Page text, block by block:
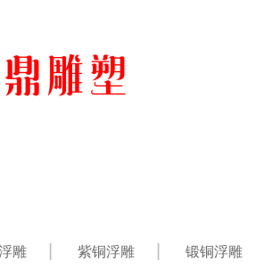
雕 紫铜浮雕 锻铜浮雕